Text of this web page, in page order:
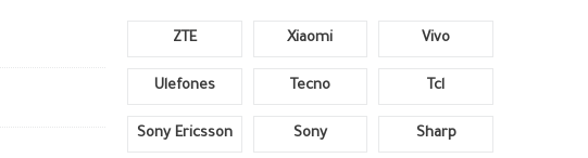
ZTE Xiaomi Vivo
Ulefones Tecno Tcl
Sony Ericsson Sony Sharp